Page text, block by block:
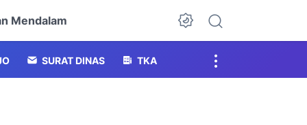
Mendalam
Dark Mode
SURAT DINAS TKA